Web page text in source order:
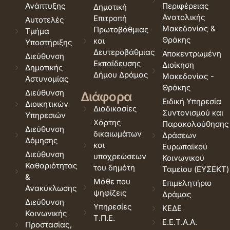
Ανάπτυξης
Αυτοτελές
Τμήμα
Υποστήριξης
Διεύθυνση
Δημοτικής
Αστυνομίας
Διεύθυνση
Διοικητικών
Υπηρεσιών
Διεύθυνση
Δόμησης
Διεύθυνση
Καθαριότητας
&
Ανακύκλωσης
Διεύθυνση
Κοινωνικής
Προστασίας,
Δημοτική
Επιτροπή
Πρωτοβάθμιας
και
Δευτεροβάθμιας
Εκπαίδευσης
Δήμου Δράμας
Διάφορα
Διαδικασίες
Χάρτης
δικαιωμάτων
και
υποχρεώσεων
του δημότη
Μάθε που
ψηφίζεις
Υπηρεσίες
Τ.Π.Ε.
Περιφέρειας
Ανατολικής
Μακεδονίας &
Θράκης
Αποκεντρωμένη
Διοίκηση
Μακεδονίας -
Θράκης
Ειδική Υπηρεσία
Συντονισμού και
Παρακολούθησης
Δράσεων
Ευρωπαϊκού
Κοινωνικού
Ταμείου (ΕΥΣΕΚΤ)
Επιμελητήριο
Δράμας
ΚΕΔΕ
Ε.Ε.Τ.Α.Α.